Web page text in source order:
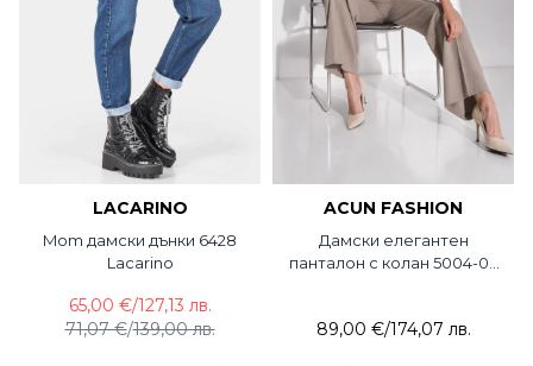
LACARINO
Mom дамски дънки 6428
Lacarino
71,07 €/139,00 лв.
65,00 €/127,13 лв.
ACUN FASHION
Дамски елегантен
панталон с колан 5004-03
89,00 €/174,07 лв.